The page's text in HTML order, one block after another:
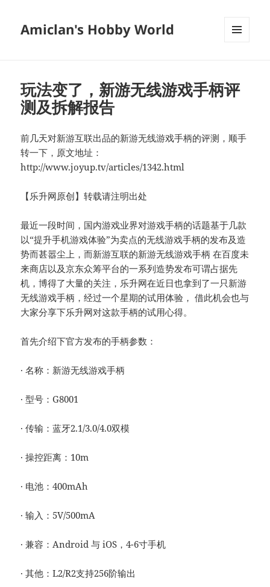
Amiclan's Hobby World
玩法变了，新游无线游戏手柄评
测及拆解报告
前几天对新游互联出品的新游无线游戏手柄的评测，顺手
转一下，原文地址：
http://www.joyup.tv/articles/1342.html
【乐升网原创】转载请注明出处
最近一段时间，国内游戏业界对游戏手柄的话题基于几款
以“提升手机游戏体验”为卖点的无线游戏手柄的发布及造
势而甚嚣尘上，而新游互联的新游无线游戏手柄 在百度未
来商店以及京东众筹平台的一系列造势发布可谓占据先
机，博得了大量的关注，乐升网在近日也拿到了一只新游
无线游戏手柄，经过一个星期的试用体验， 借此机会也与
大家分享下乐升网对这款手柄的试用心得。
首先介绍下官方发布的手柄参数：
· 名称：新游无线游戏手柄
· 型号：G8001
· 传输：蓝牙2.1/3.0/4.0双模
· 操控距离：10m
· 电池：400mAh
· 输入：5V/500mA
· 兼容：Android 与 iOS，4-6寸手机
· 其他：L2/R2支持256阶输出